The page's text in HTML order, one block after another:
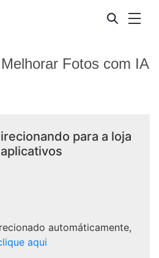
Fotos com IA
para a loja
automáticamente,
aqui